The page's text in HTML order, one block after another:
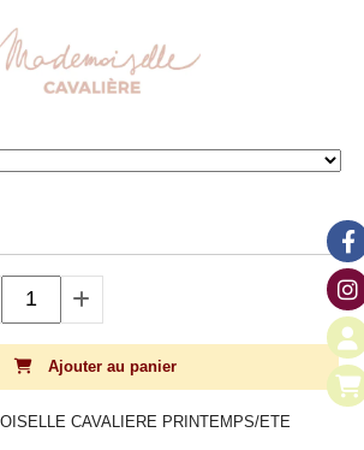
Ajouter au panier
CAVALIERE PRINTEMPS/ETE